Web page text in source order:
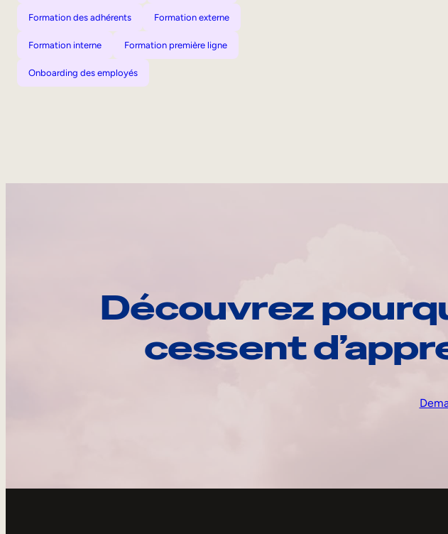
Formation des adhérents Formation externe
Formation interne Formation première ligne
Onboarding des employés
Découvrez
cessent